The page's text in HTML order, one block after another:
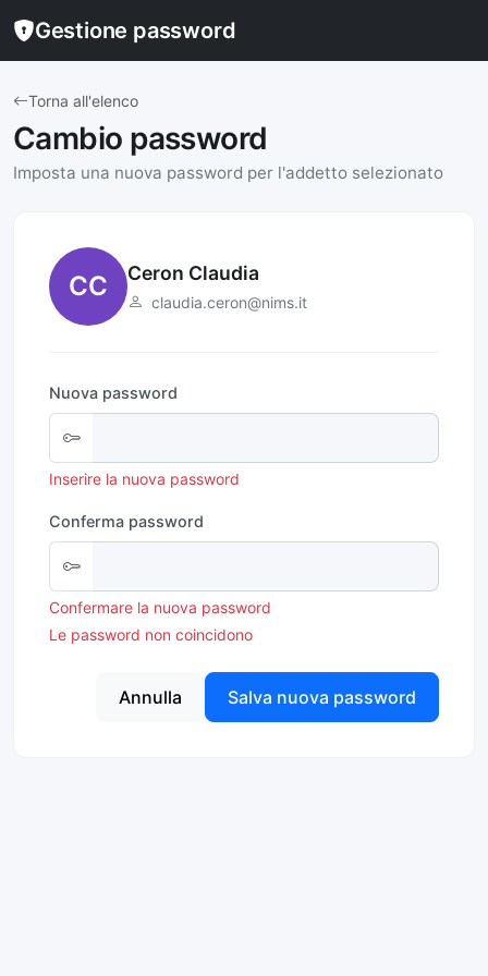
Gestione password
Torna all'elenco
Cambio password
Imposta una nuova password per l'addetto selezionato
CC Ceron Claudia
claudia.ceron@nims.it
Nuova password
Inserire la nuova password
Conferma password
Confermare la nuova password
Le password non coincidono
Annulla